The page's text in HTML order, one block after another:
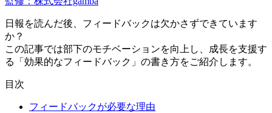
日報を読んだ後、フィードバックは欠かさずできています
か？
この記事では部下のモチベーションを向上し、成長を支援す
る「効果的なフィードバック」の書き方をご紹介します。
目次
フィードバックが必要な理由